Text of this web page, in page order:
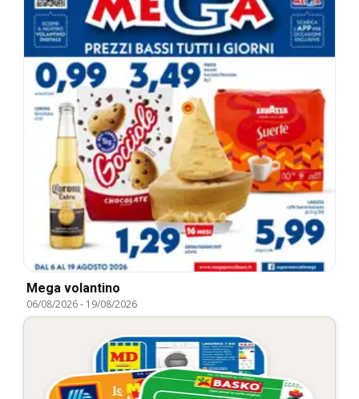
Mega volantino
06/08/2026- 19/08/2026